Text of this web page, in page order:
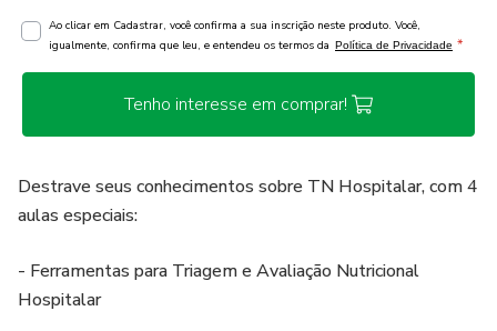
Ao clicar em Cadastrar, você confirma a sua inscrição neste produto. Você,
igualmente, confirma que leu, e entendeu os termos da Política de Privacidade *
Tenho interesse em comprar!
Destrave seus conhecimentos sobre TN Hospitalar, com 4
aulas especiais:
- Ferramentas para Triagem e Avaliação Nutricional
Hospitalar